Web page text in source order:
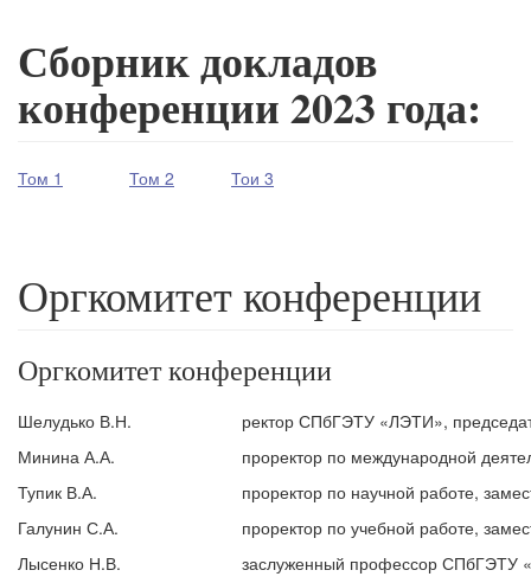
Сборник докладов
конференции 2023 года:
Том 1 Том 2 Тои 3
Оргкомитет конференции
Оргкомитет конференции
Шелудько В.Н.
ректор СПбГЭТУ «ЛЭТИ»,
Минина А.А.
проректор по международной
Тупик В.А.
проректор по научной работе,
Галунин С.А.
проректор по учебной работе,
Лысенко Н.В.
заслуженный профессор СПбГЭТУ